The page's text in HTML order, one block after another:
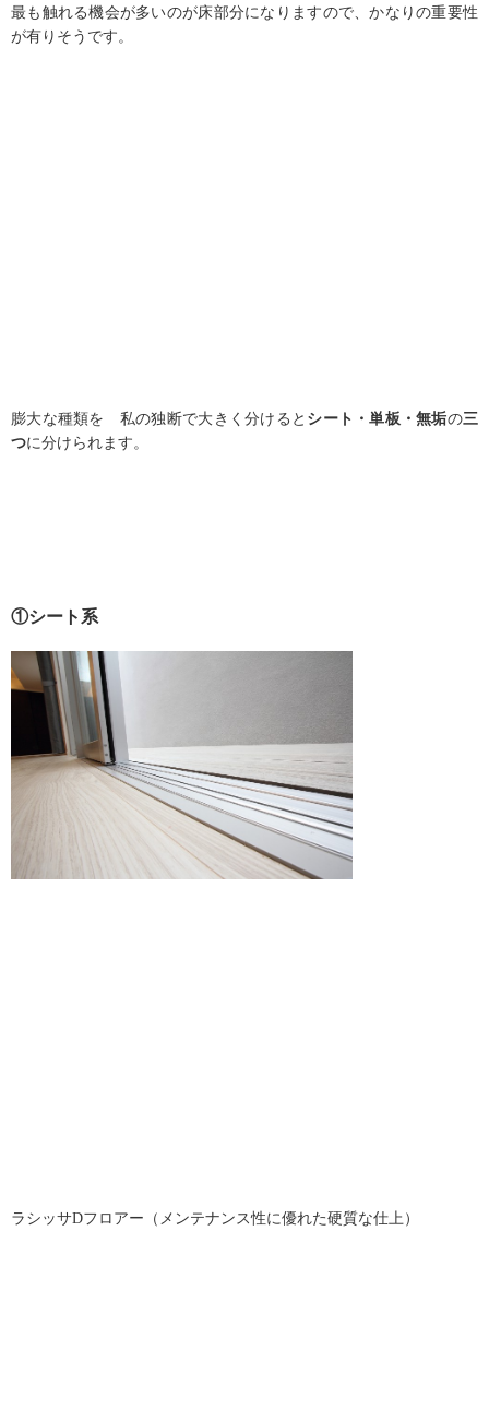
最も触れる機会が多いのが床部分になりますので、かなりの重要性
が有りそうです。
膨大な種類を 私の独断で大きく分けると シート・単板・無垢の三
つに分けられます。
①シート系
ラシッサDフロアー（メンテナンス性に優れた硬質な仕上）